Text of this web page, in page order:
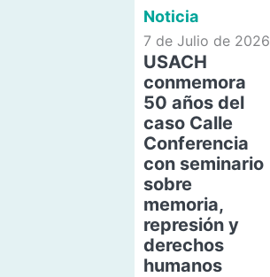
Noticia
7 de Julio de 2026
USACH
conmemora
50 años del
caso Calle
Conferencia
con seminario
sobre
memoria,
represión y
derechos
humanos